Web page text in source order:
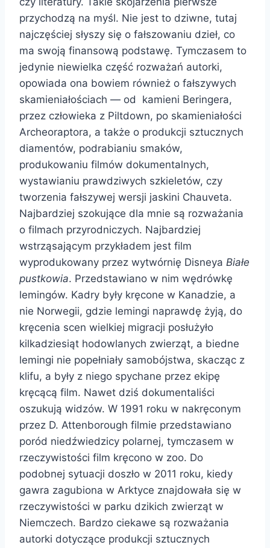
przychodzą na myśl. Nie jest to dziwne, tutaj
najczęściej słyszy się o fałszowaniu dzieł, co
ma swoją finansową podstawę. Tymczasem to
jedynie niewielka część rozważań autorki,
opowiada ona bowiem również o fałszywych
skamieniałościach — od kamieni Beringera,
przez człowieka z Piltdown, po skamieniałości
Archeoraptora, a także o produkcji sztucznych
diamentów, podrabianiu smaków,
produkowaniu filmów dokumentalnych,
wystawianiu prawdziwych szkieletów, czy
tworzenia fałszywej wersji jaskini Chauveta.
Najbardziej szokujące dla mnie są rozważania
o filmach przyrodniczych. Najbardziej
wstrząsającym przykładem jest film
wyprodukowany przez wytwórnię Disneya Białe
pustkowia. Przedstawiano w nim wędrówkę
lemingów. Kadry były kręcone w Kanadzie, a
nie Norwegii, gdzie lemingi naprawdę żyją, do
kręcenia scen wielkiej migracji posłużyło
kilkadziesiąt hodowlanych zwierząt, a biedne
lemingi nie popełniały samobójstwa, skacząc z
klifu, a były z niego spychane przez ekipę
kręcącą film. Nawet dziś dokumentaliści
oszukują widzów. W 1991 roku w nakręconym
przez D. Attenborough filmie przedstawiano
poród niedźwiedzicy polarnej, tymczasem w
rzeczywistości film kręcono w zoo. Do
podobnej sytuacji doszło w 2011 roku, kiedy
gawra zagubiona w Arktyce znajdowała się w
rzeczywistości w parku dzikich zwierząt w
Niemczech. Bardzo ciekawe są rozważania
autorki dotyczące produkcji sztucznych